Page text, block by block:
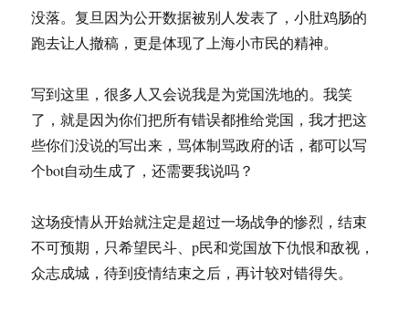
没落。复旦因为公开数据被别人发表了，小肚鸡肠的
跑去让人撤稿，更是体现了上海小市民的精神。
写到这里，很多人又会说我是为党国洗地的。我笑
了，就是因为你们把所有错误都推给党国，我才把这
些你们没说的写出来，骂体制骂政府的话，都可以写
个bot自动生成了，还需要我说吗？
这场疫情从开始就注定是超过一场战争的惨烈，结束
不可预期，只希望民斗、p民和党国放下仇恨和敌视，
众志成城，待到疫情结束之后，再计较对错得失。